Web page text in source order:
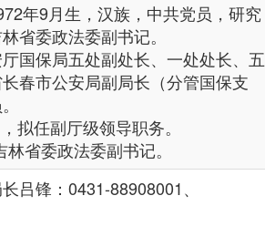
年9月生，汉族，中共党员，研究
省委政法委副书记。
国保局五处副处长、一处处长、五
春市公安局副局长（分管国保支
拟任副厅级领导职务。
省委政法委副书记。
吕锋：0431-88908001、